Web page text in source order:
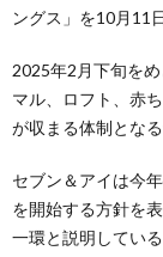
ングス」を10月11
2025年2月下旬を
マル、ロフト、赤
が収まる体制となる
セブン＆アイは今
を開始する方針を
一環と説明している